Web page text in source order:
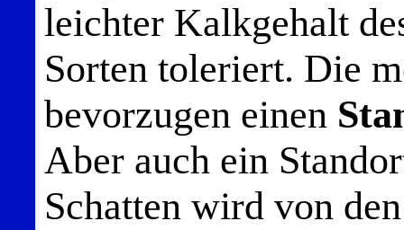
leichter Kalkgehalt
Sorten toleriert. Die
bevorzugen einen
Aber auch ein
Schatten wird von